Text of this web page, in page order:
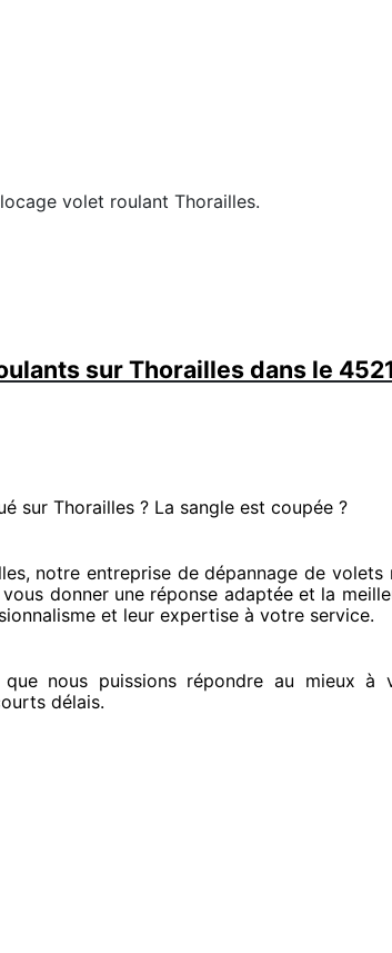
volet roulant Thorailles.
sur Thorailles dans le
sur Thorailles ? La sangle est coupée ?
notre entreprise de dépannage de volets
donnerune réponse adaptéeet la
et leur expertise à votre service.
nous puissions répondre au mieux à
délais.